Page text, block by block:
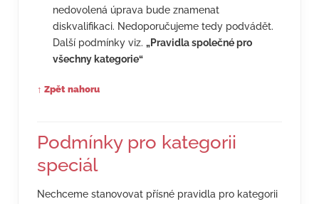
nedovolená úprava bude znamenat
diskvalifikaci. Nedoporučujeme tedy podvádět.
Další podmínky viz. „Pravidla společné pro
všechny kategorie“
↑ Zpět nahoru
Podmínky pro kategorii
speciál
Nechceme stanovovat přísné pravidla pro kategorii